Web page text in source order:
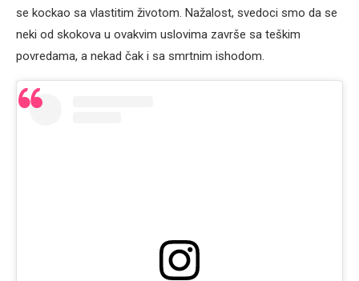
se kockao sa vlastitim životom. Nažalost, svedoci smo da se
neki od skokova u ovakvim uslovima završe sa teškim
povredama, a nekad čak i sa smrtnim ishodom.